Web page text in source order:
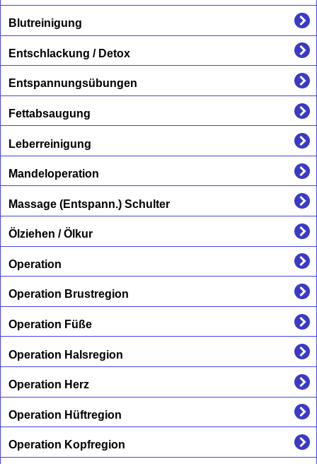
Blutreinigung
Entschlackung / Detox
Entspannungsübungen
Fettabsaugung
Leberreinigung
Mandeloperation
Massage (Entspann.) Schulter
Ölziehen / Ölkur
Operation
Operation Brustregion
Operation Füße
Operation Halsregion
Operation Herz
Operation Hüftregion
Operation Kopfregion